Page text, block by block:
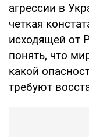
агрессии в
четкая
исходящей от
понять, что
какой
требуют